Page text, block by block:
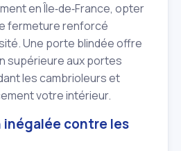
en Île‑de‑France, opter
fermeture renforcé
Une porte blindée offre
supérieure aux portes
les cambrioleurs et
votre intérieur.
contre les